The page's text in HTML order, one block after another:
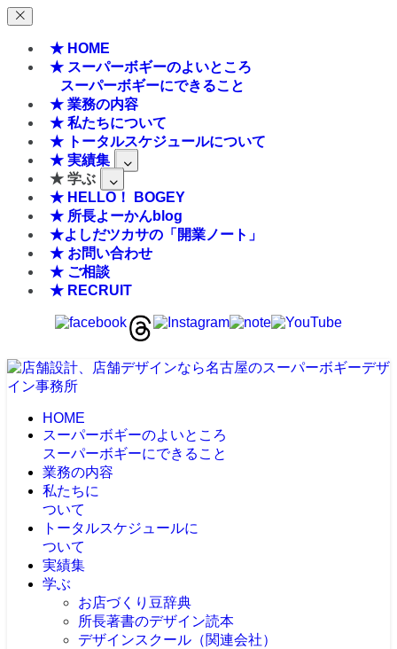
★ HOME
★ スーパーボギーのよいところ
スーパーボギーにできること
★ 業務の内容
★ 私たちについて
★ トータルスケジュールについて
★ 実績集
★ 学ぶ
★ HELLO！ BOGEY
★ 所長よーかんblog
★よしだツカサの「開業ノート」
★ お問い合わせ
★ ご相談
★ RECRUIT
HOME
スーパーボギーのよいところ
スーパーボギーにできること
業務の内容
私たちに
ついて
トータルスケジュールに
ついて
実績集
学ぶ
お店づくり豆辞典
所長著書のデザイン読本
デザインスクール（関連会社）